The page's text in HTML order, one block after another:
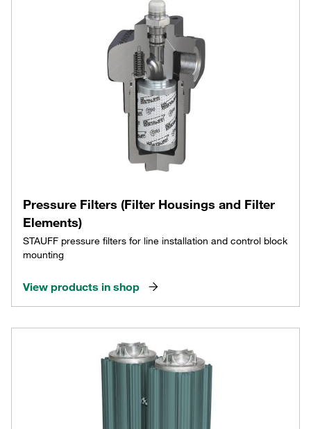
Pressure Filters (Filter Housings and Filter
Elements)
STAUFF pressure filters for line installation and control block
mounting
View products in shop